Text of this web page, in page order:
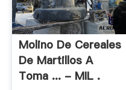
Molino De Cereales
De Martillos A
Toma ... - MIL .